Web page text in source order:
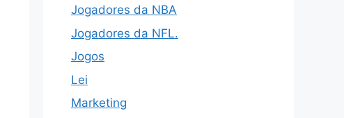
Jogadores da NBA
Jogadores da NFL.
Jogos
Lei
Marketing